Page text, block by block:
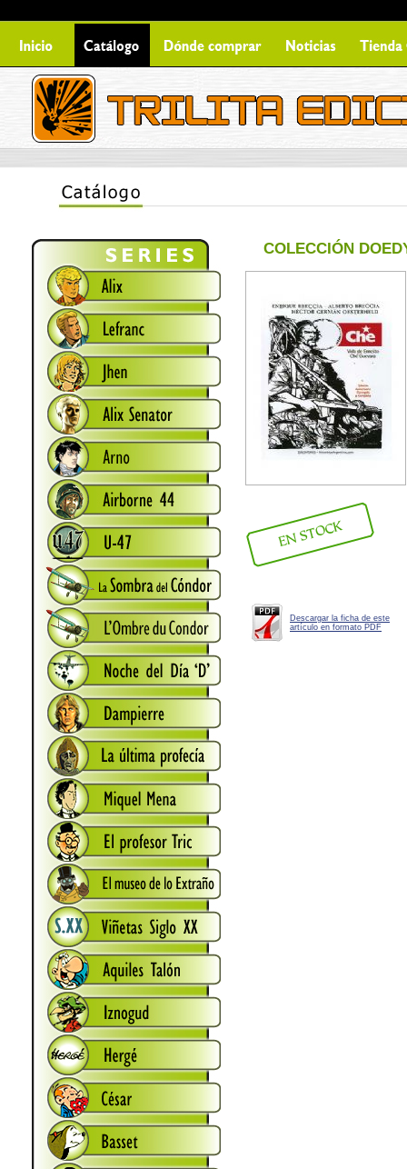
COLECCIÓN
Descargar la ficha de este
artículo en formato PDF